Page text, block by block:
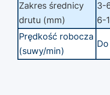
Zakres średnicy
drutu (mm)
3-
6-
Prędkość robocza
(suwy/min)